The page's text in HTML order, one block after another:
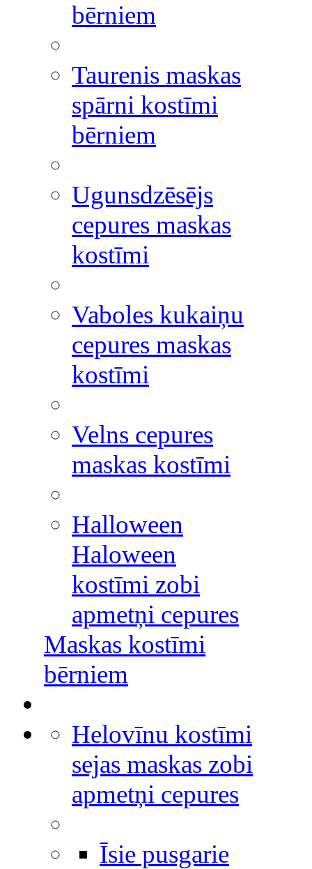
bērniem
Taurenis maskas
spārni kostīmi
bērniem
Ugunsdzēsējs
cepures maskas
kostīmi
Vaboles kukaiņu
cepures maskas
kostīmi
Velns cepures
maskas kostīmi
Halloween
Haloween
kostīmi zobi
apmetņi cepures
Maskas kostīmi
bērniem
Helovīnu kostīmi
sejas maskas zobi
apmetņi cepures
Īsie pusgarie